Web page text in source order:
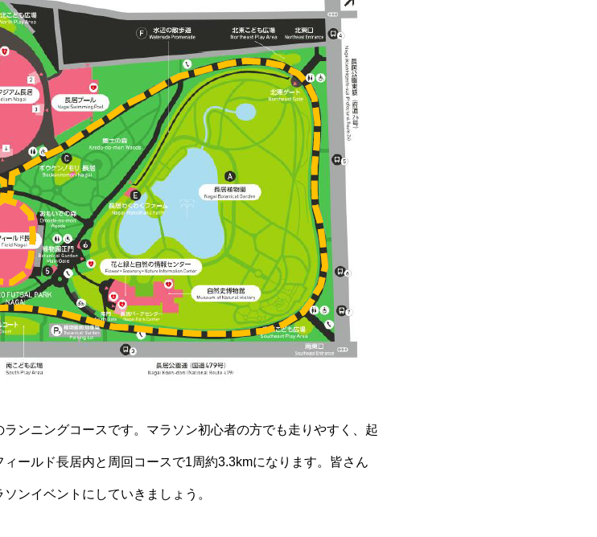
ンニングコースです。マラソン初心者の方でも走りやすく、起
ールド長居内と周回コースで1周約3.3kmになります。皆さん
ンイベントにしていきましょう。